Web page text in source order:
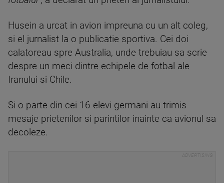
Husein a urcat in avion impreuna cu un alt coleg,
si el jurnalist la o publicatie sportiva. Cei doi
calatoreau spre Australia, unde trebuiau sa scrie
despre un meci dintre echipele de fotbal ale
Iranului si Chile.
Si o parte din cei 16 elevi germani au trimis
mesaje prietenilor si parintilor inainte ca avionul sa
decoleze.